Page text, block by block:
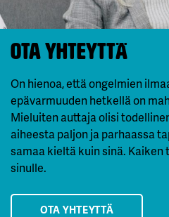
Ota yhteyttä
On hienoa, että ongelmien
epävarmuuden hetkellä on
Mieluiten auttaja olisi
aiheesta paljon ja parhaassa
samaa kieltä kuin sinä.
sinulle.
OTA YHTEYTTÄ